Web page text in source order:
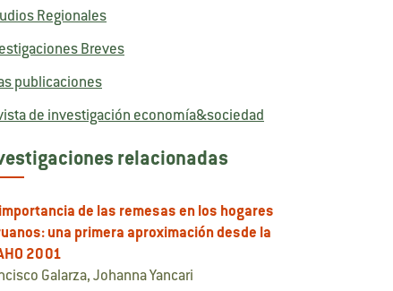
Regionales
Breves
publicaciones
de investigación economía&sociedad
relacionadas
de las remesas en los hogares
una primera aproximación desde la
2001
Galarza, Johanna Yancari